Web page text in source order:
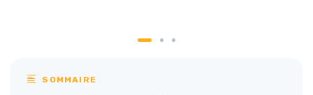
SOMMAIRE